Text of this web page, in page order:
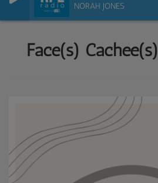
NORAH JONES
Face(s) Cachée(s)